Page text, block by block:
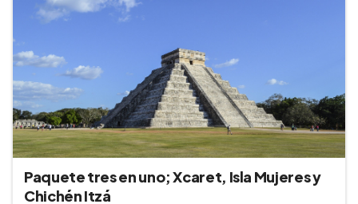
Paquete tres en uno; Xcaret, Isla Mujeres y
Chichén Itzá